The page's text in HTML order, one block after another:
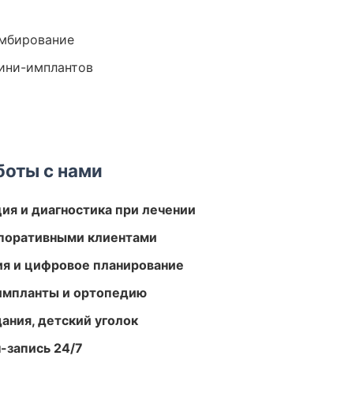
имплантов
с нами
и диагностика при лечении
клиентами
и цифровое планирование
и ортопедию
детский уголок
запись 24/7